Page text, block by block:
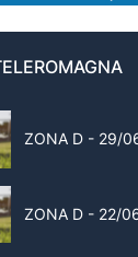
ZONA D - 29/
ZONA D - 22/